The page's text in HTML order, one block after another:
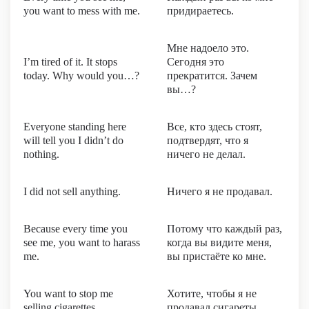
you want to mess with me.
придираетесь.
I’m tired of it. It stops
today. Why would you…?
Мне надоело это.
Сегодня это
прекратится. Зачем
вы…?
Everyone standing here
will tell you I didn’t do
nothing.
Все, кто здесь стоят,
подтвердят, что я
ничего не делал.
I did not sell anything. Ничего я не продавал.
Because every time you
see me, you want to harass
me.
Потому что каждый раз,
когда вы видите меня,
вы пристаёте ко мне.
You want to stop me
Хотите, чтобы я не